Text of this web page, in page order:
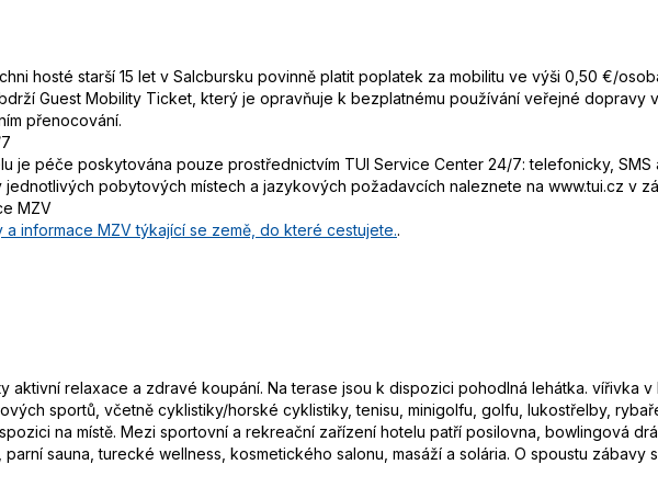
hosté starší 15 let v Salcbursku povinně platit poplatek za mobilitu ve výši 0,50 €/
Guest Mobility Ticket, který je opravňuje k bezplatnému používání veřejné dopravy
přenocování.
je péče poskytována pouze prostřednictvím TUI Service Center 24/7: telefonicky, SMS
pobytových místech a jazykových požadavcích naleznete na www.tui.cz v
MZV
a informace MZV týkající se země, do které cestujete..
aktivní relaxace a zdravé koupání. Na terase jsou k dispozici pohodlná lehátka. vířivka
sportů, včetně cyklistiky/horské cyklistiky, tenisu, minigolfu, golfu, lukostřelby,
na místě. Mezi sportovní a rekreační zařízení hotelu patří posilovna, bowlingová
parní sauna, turecké wellness, kosmetického salonu, masáží a solária. O spoustu